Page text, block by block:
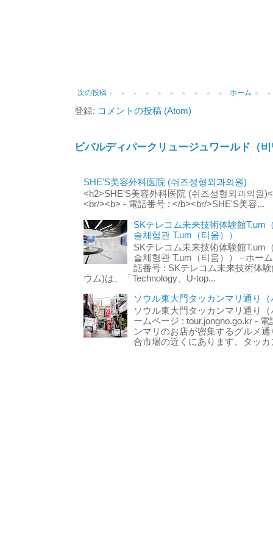
次の投稿 ホーム
登録: コメントの投稿 (Atom)
ビバルディパークリュージュワールド（
SHE'S美容外科医院 (쉬즈성형외과의원)
<h2>SHE'S美容外科医院 (쉬즈성형외과의원
<br/><b> - 電話番号 : </b><br/>SHE'S美容...
SKテレコム未来技術体験館T.um
술체험관 T.um（티움））
SKテレコム未来技術体験館T.um
술체험관 T.um（티움）） - ホー
話番号 : SKテレコム未来技術体
ウム)は、「Technology、U-top...
ソウル東大門タッカンマリ通り
ソウル東大門タッカンマリ通り
ームページ : tour.jongno.go.kr -
ンマリのお店が密集するグルメ
合市場の近くにあります。タッ